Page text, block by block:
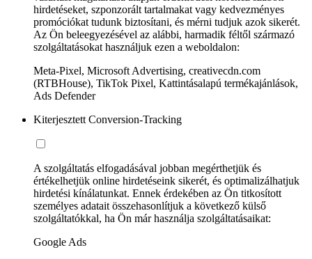
hirdetéseket, szponzorált tartalmakat vagy kedvezményes
promóciókat tudunk biztosítani, és mérni tudjuk azok sikerét.
Az Ön beleegyezésével az alábbi, harmadik féltől származó
szolgáltatásokat használjuk ezen a weboldalon:
Meta-Pixel, Microsoft Advertising, creativecdn.com
(RTBHouse), TikTok Pixel, Kattintásalapú termékajánlások,
Ads Defender
Kiterjesztett Conversion-Tracking
A szolgáltatás elfogadásával jobban megérthetjük és
értékelhetjük online hirdetéseink sikerét, és optimalizálhatjuk
hirdetési kínálatunkat. Ennek érdekében az Ön titkosított
személyes adatait összehasonlítjuk a következő külső
szolgáltatókkal, ha Ön már használja szolgáltatásaikat:
Google Ads